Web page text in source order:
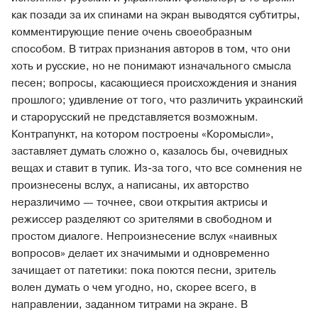
как позади за их спинами на экран выводятся субтитры,
комментирующие пение очень своеобразным
способом. В титрах признания авторов в том, что они
хоть и русские, но не понимают изначального смысла
песен; вопросы, касающиеся происхождения и знания
прошлого; удивление от того, что различить украинский
и старорусский не представляется возможным.
Контрапункт, на котором построены «Коромысли»,
заставляет думать сложно о, казалось бы, очевидных
вещах и ставит в тупик. Из-за того, что все сомнения не
произнесены вслух, а написаны, их авторство
неразличимо — точнее, свои открытия актрисы и
режиссер разделяют со зрителями в свободном и
простом диалоге. Непроизнесение вслух «наивных
вопросов» делает их значимыми и одновременно
зачищает от патетики: пока поются песни, зритель
волен думать о чем угодно, но, скорее всего, в
направлении, заданном титрами на экране. В